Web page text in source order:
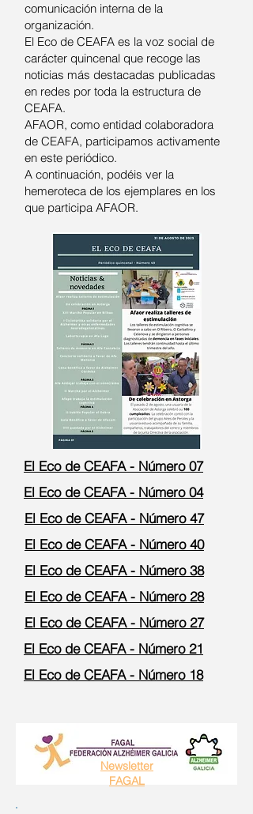
comunicación interna de la
organización.
El Eco de CEAFA es la voz social de
carácter quincenal que recoge las
noticias más destacadas publicadas
en redes por toda la estructura de
CEAFA.
AFAOR, como entidad colaboradora
de CEAFA, participamos activamente
en este periódico.
A continuación, podéis ver la
hemeroteca de los ejemplares en los
que participa AFAOR.
El Eco de CEAFA - Número 07
El Eco de CEAFA - Número 04
El Eco de CEAFA - Número 47
El Eco de CEAFA - Número 40
El Eco de CEAFA - Número 38
El Eco de CEAFA - Número 28
El Eco de CEAFA - Número 27
El Eco de CEAFA - Número 21
El Eco de CEAFA - Número 18
Newsletter
FAGAL